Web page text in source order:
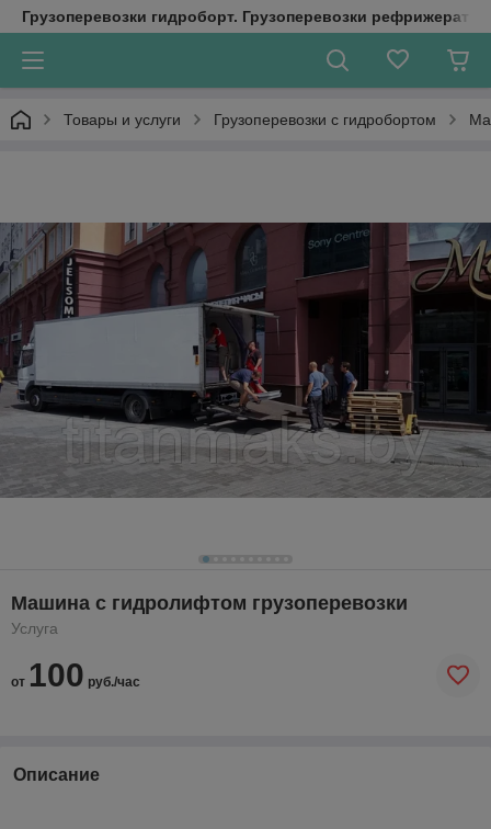
Грузоперевозки гидроборт. Грузоперевозки
Товары и услуги Грузоперевозки с гидробортом
Машина с гидролифтом грузоперевозки
Услуга
от 100 руб./час
Описание